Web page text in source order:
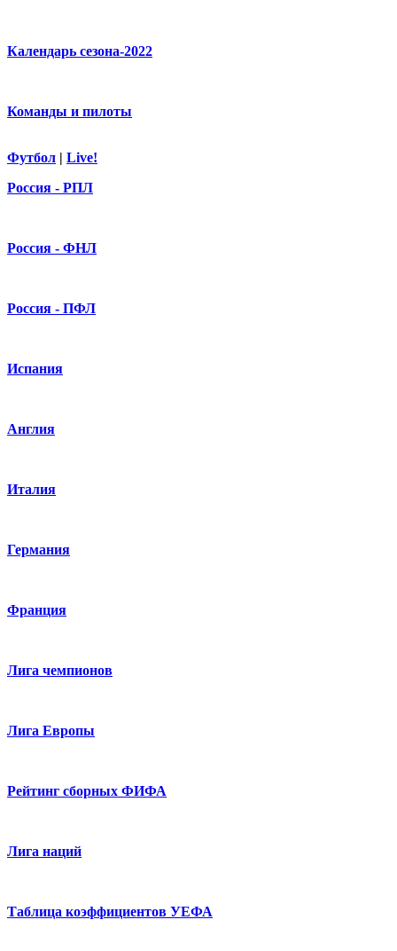
Календарь сезона-2022
Команды и пилоты
Футбол | Live!
Россия - РПЛ
Россия - ФНЛ
Россия - ПФЛ
Испания
Англия
Италия
Германия
Франция
Лига чемпионов
Лига Европы
Рейтинг сборных ФИФА
Лига наций
Таблица коэффициентов УЕФА